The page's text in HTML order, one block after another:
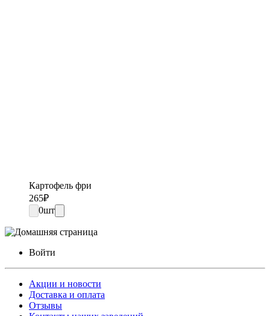
Картофель фри
265₽
0шт
Войти
Акции и новости
Доставка и оплата
Отзывы